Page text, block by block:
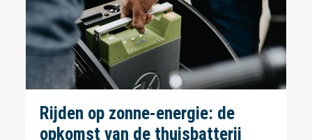
Rijden op zonne-energie: de
opkomst van de thuisbatterij